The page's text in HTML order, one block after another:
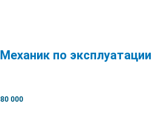
Механик по эксплуатации
80 000